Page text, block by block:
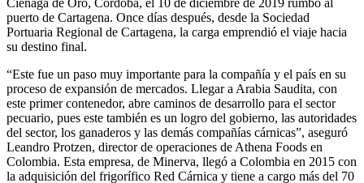
puerto de Cartagena. Once días después, desde la Sociedad
Portuaria Regional de Cartagena, la carga emprendió el viaje hacia
su destino final.
“Este fue un paso muy importante para la compañía y el país en su
proceso de expansión de mercados. Llegar a Arabia Saudita, con
este primer contenedor, abre caminos de desarrollo para el sector
pecuario, pues este también es un logro del gobierno, las autoridades
del sector, los ganaderos y las demás compañías cárnicas”, aseguró
Leandro Protzen, director de operaciones de Athena Foods en
Colombia. Esta empresa, de Minerva, llegó a Colombia en 2015 con
la adquisición del frigorífico Red Cárnica y tiene a cargo más del 70